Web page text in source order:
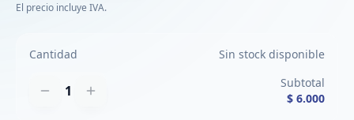
El precio incluye IVA.
Cantidad Sin stock disponible
1
Subtotal
$ 6.000